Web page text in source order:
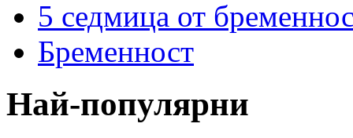
5 седмица от
Бременност
Най-популярни